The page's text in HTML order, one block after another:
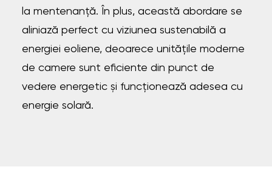
la mentenanță. În plus, această abordare se
aliniază perfect cu viziunea sustenabilă a
energiei eoliene, deoarece unitățile moderne
de camere sunt eficiente din punct de
vedere energetic și funcționează adesea cu
energie solară.